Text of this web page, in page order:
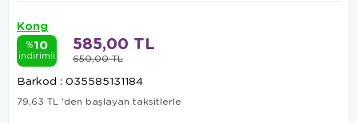
Kong
%10
indirimli 650,00 TL
585,00 TL
Barkod : 035585131184
79,63 TL 'den başlayan taksitlerle